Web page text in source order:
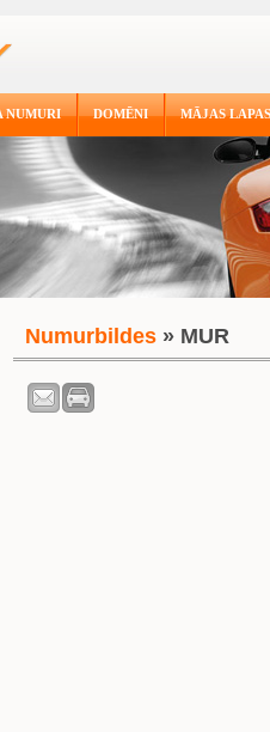
NUMURI DOMĒNI MĀJAS LAPAS
Numurbildes» MUR